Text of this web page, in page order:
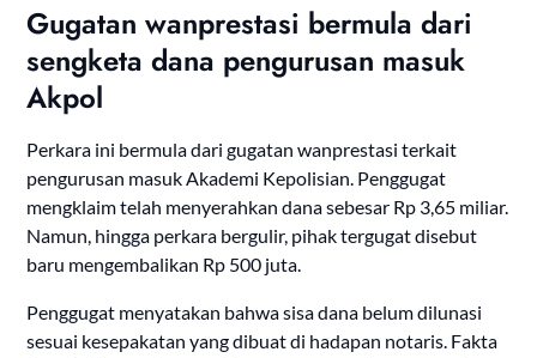
Gugatan wanprestasi bermula dari
sengketa dana pengurusan masuk
Akpol
Perkara ini bermula dari gugatan wanprestasi terkait
pengurusan masuk Akademi Kepolisian. Penggugat
mengklaim telah menyerahkan dana sebesar Rp 3,65 miliar.
Namun, hingga perkara bergulir, pihak tergugat disebut
baru mengembalikan Rp 500 juta.
Penggugat menyatakan bahwa sisa dana belum dilunasi
sesuai kesepakatan yang dibuat di hadapan notaris. Fakta